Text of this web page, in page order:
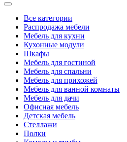
Все категории
Распродажа мебели
Мебель для кухни
Кухонные модули
Шкафы
Мебель для гостиной
Мебель для спальни
Мебель для прихожей
Мебель для ванной комнаты
Мебель для дачи
Офисная мебель
Детская мебель
Стеллажи
Полки